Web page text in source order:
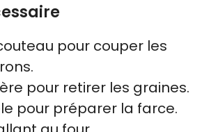
pour couper les
pour retirer les graines.
pour préparer la farce.